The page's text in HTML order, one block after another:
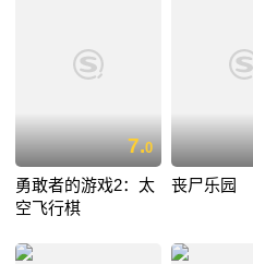
7.0
勇敢者的游戏2：太
空飞行棋
丧尸乐园